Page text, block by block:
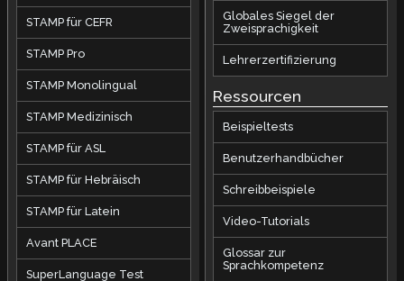
STAMP für CEFR
STAMP Pro
STAMP Monolingual
STAMP Medizinisch
STAMP für ASL
STAMP für Hebräisch
STAMP für Latein
Avant PLACE
SuperLanguage Test
Globales Siegel der
Zweisprachigkeit
Lehrerzertifizierung
Ressourcen
Beispieltests
Benutzerhandbücher
Schreibbeispiele
Video-Tutorials
Glossar zur
Sprachkompetenz